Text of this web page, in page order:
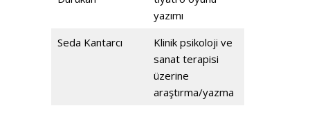
yazımı
Seda Kantarcı
Klinik psikoloji ve
sanat terapisi
üzerine
araştırma/yazma